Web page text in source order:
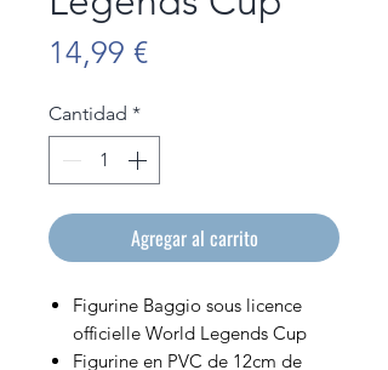
14,99 €Precio
Cantidad *
Agregar al carrito
Figurine Baggio sous licence
officielle World Legends Cup
Figurine en PVC de 12cm de